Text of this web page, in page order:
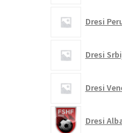
Dresi
Dresi
Dresi
Dresi